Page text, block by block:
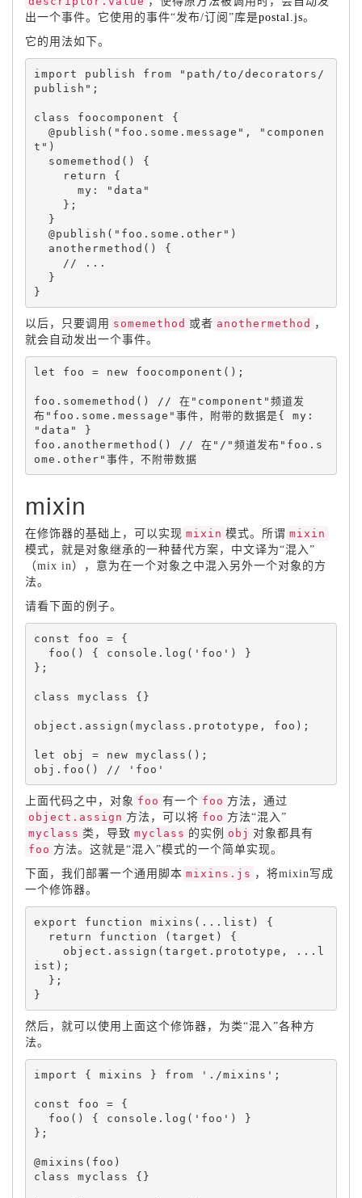
出一个事件。它使用的事件“发布/订阅”库是postal.js。
它的用法如下。
import publish from
"path/to/decorators/
publish" ;
class foocomponent
{
  @
publish ( "foo.some.message" ,
"componen
t" )
somemethod ( )
{
return
{
      my
:
"data"
} ;
}
  @
publish ( "foo.some.other" )
anothermethod ( )
{
}
}
以后，只要调用 somemethod 或者 anothermethod ，
就会自动发出一个事件。
let foo = new foocomponent ( ) ;
foo . somemethod ( )
// 在"component"频道发
布"foo.some.message"事件，附带的数据是{ my:
foo . anothermethod ( )
// 在"/"频道发布"foo.s
mixin
在修饰器的基础上，可以实现 mixin 模式。所谓 mixin
模式，就是对象继承的一种替代方案，中文译为“混入”
（mix in），意为在一个对象之中混入另外一个对象的方
法。
请看下面的例子。
const foo =
{
foo ( ) { console . log ( 'foo' )
}
} ;
class myclass { }
object . assign ( myclass . prototype , foo ) ;
let obj = new myclass ( ) ;
obj . foo ( )
上面代码之中，对象 foo 有一个 foo 方法，通过
object.assign 方法，可以将 foo 方法“混入”
myclass 类，导致 myclass 的实例 obj 对象都具有
foo 方法。这就是“混入”模式的一个简单实现。
下面，我们部署一个通用脚本 mixins.js ，将mixin写成
一个修饰器。
export function mixins ( . . . list )
{
return
function ( target )
{
    object
. assign ( target . prototype , . . . l
ist ) ;
} ;
}
然后，就可以使用上面这个修饰器，为类“混入”各种方
法。
import { mixins } from './mixins' ;
const foo =
{
foo ( ) { console . log ( 'foo' )
}
} ;
@mixins ( foo )
class myclass { }